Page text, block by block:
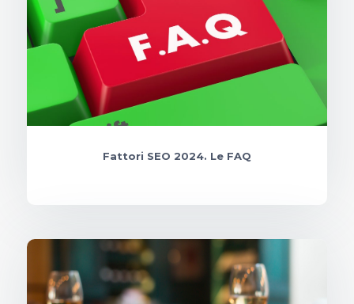
Fattori SEO 2024. Le FAQ